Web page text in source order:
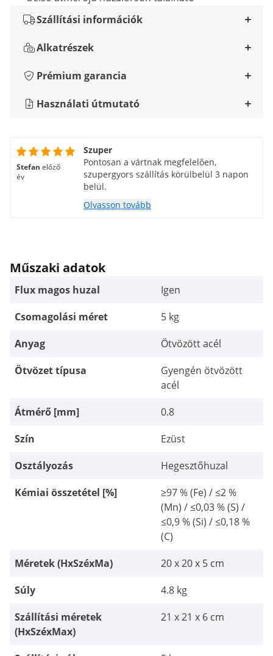
Szállítási információk
Alkatrészek
Prémium garancia
Használati útmutató
Stefan előző
év
Szuper
Pontosan a vártnak megfelelően,
szupergyors szállítás körülbelül 3 napon
belül.
Olvasson tovább
Műszaki adatok
Flux magos huzal
Igen
Csomagolási méret
5 kg
Anyag
Ötvözött acél
Ötvözet típusa
Gyengén ötvözött
acél
Átmérő [mm]
0.8
Szín
Ezüst
Osztályozás
Hegesztőhuzal
Kémiai összetétel [%]
≥97 % (Fe) / ≤2 %
(Mn) / ≤0,03 % (S) /
≤0,9 % (Si) / ≤0,18 %
(C)
Méretek (HxSzéxMa)
20 x 20 x 5 cm
Súly
4.8 kg
Szállítási méretek
(HxSzéxMax)
21 x 21 x 6 cm